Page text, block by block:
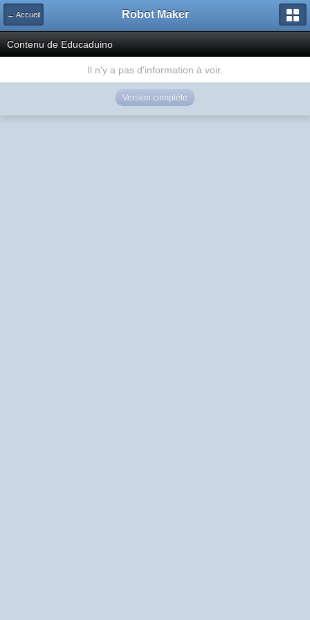
← Accueil Robot Maker
Contenu de Educaduino
Il n'y a pas d'information à voir.
Version complète